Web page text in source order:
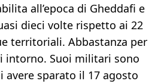
all’epoca di Gheddafi e
dieci volte rispetto ai 22
territoriali. Abbastanza per
intorno. Suoi militari sono
avere sparato il 17 agosto